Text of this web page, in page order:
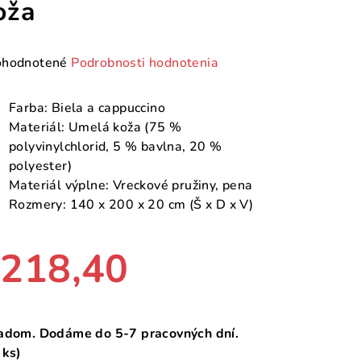
Podrobnosti hodnotenia
Farba: Biela a cappuccino
Materiál: Umelá koža (75 %
polyvinylchlorid, 5 % bavlna, 20 %
polyester)
Materiál výplne: Vreckové pružiny, pena
Rozmery: 140 x 200 x 20 cm (Š x D x V)
Dodáme do 5-7 pracovných dní.